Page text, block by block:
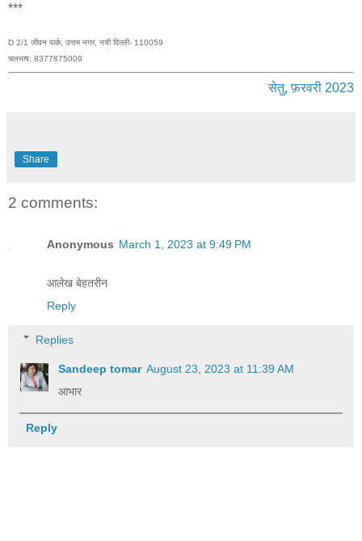
***
D 2/1 जीवन पार्क, उत्तम नगर, नयी दिल्ली- 110059
चलभाष: 8377875009
सेतु, फ़रवरी 2023
Share
2 comments:
Anonymous March 1, 2023 at 9:49 PM
आलेख बेहतरीन
Reply
Replies
Sandeep tomar August 23, 2023 at 11:39 AM
आभार
Reply